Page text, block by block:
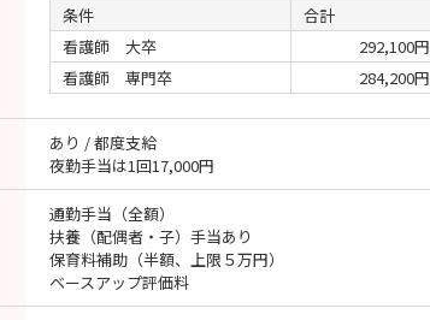
条件
合計
看護師 大卒
292,100円
看護師 専門卒
284,200円
あり / 都度支給
夜勤手当は1回17,000円
通勤手当（全額）
扶養（配偶者・子）手当あり
保育料補助（半額、上限５万円）
ベースアップ評価料